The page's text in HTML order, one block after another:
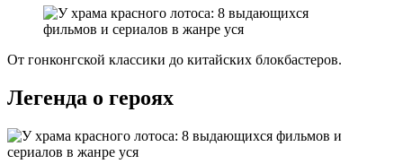
От гонконгской классики до китайских блокбастеров.
Легенда о героях